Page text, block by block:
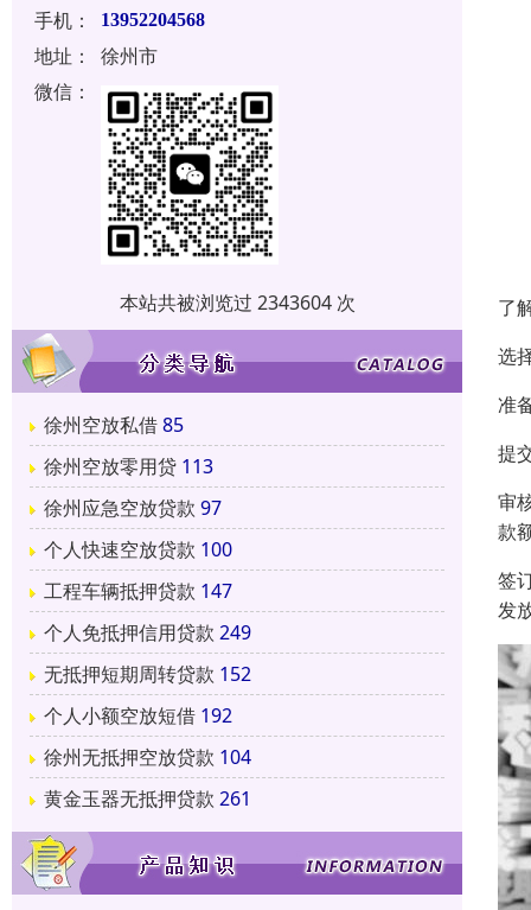
手机：
13952204568
地址：
徐州市
微信：
本站共被浏览过 2343604 次
徐州空放私借85
徐州空放零用贷 113
徐州应急空放贷款 97
个人快速空放贷款 100
工程车辆抵押贷款 147
个人免抵押信用贷款 249
无抵押短期周转贷款 152
个人小额空放短借 192
徐州无抵押空放贷款 104
黄金玉器无抵押贷款 261
了
选
准
提
审
款
签
发